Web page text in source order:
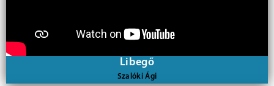
Libegő
Szalóki Ági